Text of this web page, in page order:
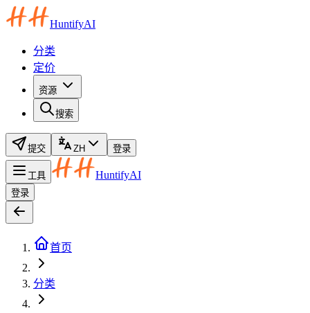
HuntifyAI
分类
定价
资源
搜索
提交 ZH 登录
工具 HuntifyAI
登录
首页
分类